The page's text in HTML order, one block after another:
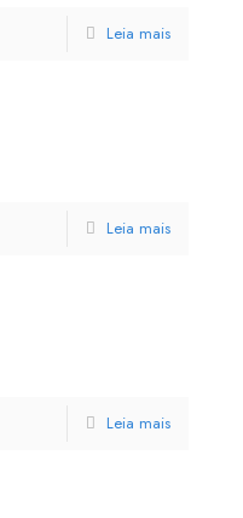
Leia mais
Leia mais
Leia mais